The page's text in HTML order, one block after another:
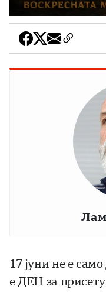
17 јуни не е само
е ДЕН за